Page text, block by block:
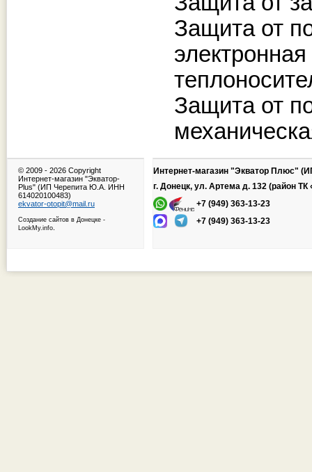
Защита от
Защита от
© 2009 - 2026 Copyright
Интернет-магазин "Экватор-
Plus" (ИП Черепита Ю.А. ИНН
614020100483)
ekvator-otopit@mail.ru
Создание сайтов в Донецке -
LookMy.info
Интернет-магазин "Экватор Плюс"
г. Донецк, ул. Артема д. 132 (район ТК
+7 (949) 363-13-23
+7 (949) 363-13-23